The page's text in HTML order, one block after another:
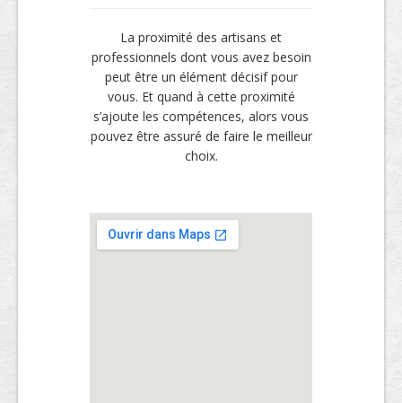
La proximité des artisans et
professionnels dont vous avez besoin
peut être un élément décisif pour
vous. Et quand à cette proximité
s’ajoute les compétences, alors vous
pouvez être assuré de faire le meilleur
choix.